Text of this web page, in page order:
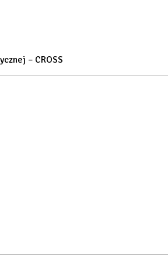
– CROSS